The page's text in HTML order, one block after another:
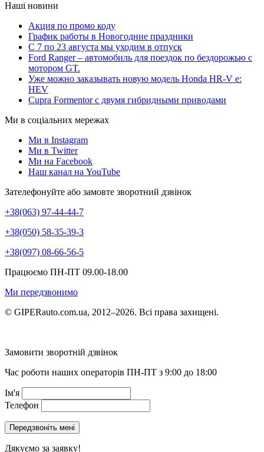
Наші новини
Акция по промо коду
График работы в Новогодние праздники
С 7 по 23 августа мы уходим в отпуск
Ford Ranger – автомобиль для поездок по бездорожью с
мотором GT.
Уже можно заказывать новую модель Honda HR-V e:
HEV
Cupra Formentor с двумя гибридными приводами
Ми в соціальних мережах
Ми в Instagram
Ми в Twitter
Ми на Facebook
Наш канал на YouTube
Зателефонуйте або замовте зворотний дзвінок
+38(063) 97-44-44-7
+38(050) 58-35-39-3
+38(097) 08-66-56-5
Працюємо ПН-ПТ 09.00-18.00
Ми передзвонимо
© GIPERauto.com.ua, 2012–2026. Всі права захищені.
Замовити зворотній дзвінок
Час роботи наших операторів ПН-ПТ з 9:00 до 18:00
Ім'я
Телефон
Дякуємо за заявку!